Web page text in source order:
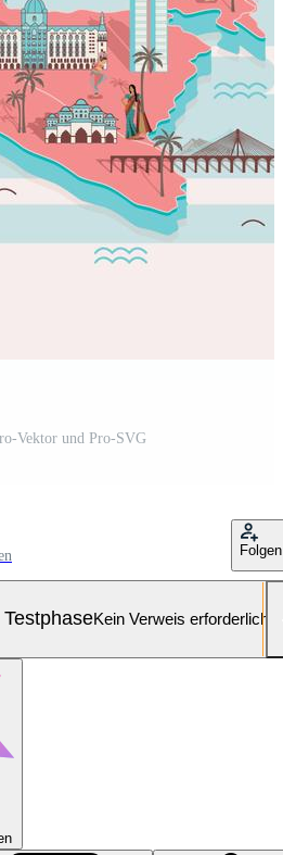
Vektor und Pro-SVG
Folgen
Kein Verweis erforderlich